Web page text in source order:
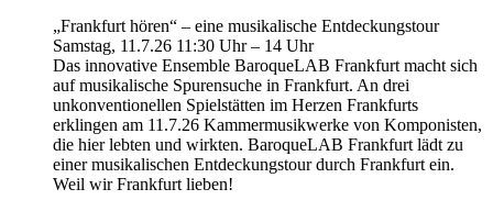
„Frankfurt hören“ – eine musikalische Entdeckungstour
Samstag, 11.7.26 11:30 Uhr – 14 Uhr
Das innovative Ensemble BaroqueLAB Frankfurt macht sich
auf musikalische Spurensuche in Frankfurt. An drei
unkonventionellen Spielstätten im Herzen Frankfurts
erklingen am 11.7.26 Kammermusikwerke von Komponisten,
die hier lebten und wirkten. BaroqueLAB Frankfurt lädt zu
einer musikalischen Entdeckungstour durch Frankfurt ein.
Weil wir Frankfurt lieben!